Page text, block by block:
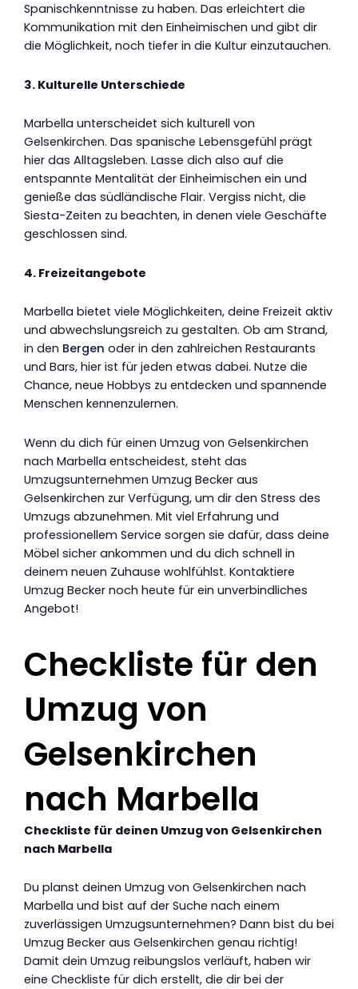
Spanischkenntnisse zu haben. Das erleichtert die
Kommunikation mit den Einheimischen und gibt dir
die Möglichkeit, noch tiefer in die Kultur einzutauchen.
3. Kulturelle Unterschiede
Marbella unterscheidet sich kulturell von
Gelsenkirchen. Das spanische Lebensgefühl prägt
hier das Alltagsleben. Lasse dich also auf die
entspannte Mentalität der Einheimischen ein und
genieße das südländische Flair. Vergiss nicht, die
Siesta-Zeiten zu beachten, in denen viele Geschäfte
geschlossen sind.
4. Freizeitangebote
Marbella bietet viele Möglichkeiten, deine Freizeit aktiv
und abwechslungsreich zu gestalten. Ob am Strand,
in den Bergen oder in den zahlreichen Restaurants
und Bars, hier ist für jeden etwas dabei. Nutze die
Chance, neue Hobbys zu entdecken und spannende
Menschen kennenzulernen.
Wenn du dich für einen Umzug von Gelsenkirchen
nach Marbella entscheidest, steht das
Umzugsunternehmen Umzug Becker aus
Gelsenkirchen zur Verfügung, um dir den Stress des
Umzugs abzunehmen. Mit viel Erfahrung und
professionellem Service sorgen sie dafür, dass deine
Möbel sicher ankommen und du dich schnell in
deinem neuen Zuhause wohlfühlst. Kontaktiere
Umzug Becker noch heute für ein unverbindliches
Angebot!
Checkliste für den
Umzug von
Gelsenkirchen
nach Marbella
Checkliste für deinen Umzug von Gelsenkirchen
nach Marbella
Du planst deinen Umzug von Gelsenkirchen nach
Marbella und bist auf der Suche nach einem
zuverlässigen Umzugsunternehmen? Dann bist du bei
Umzug Becker aus Gelsenkirchen genau richtig!
Damit dein Umzug reibungslos verläuft, haben wir
eine Checkliste für dich erstellt, die dir bei der